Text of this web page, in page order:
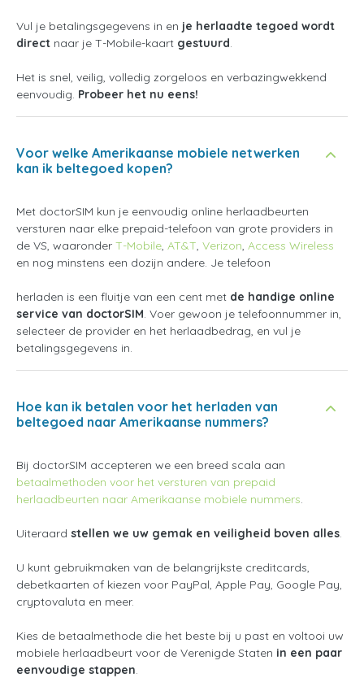
Vul je betalingsgegevens in en je herlaadte tegoed wordt
direct naar je T-Mobile-kaart gestuurd.
Het is snel, veilig, volledig zorgeloos en verbazingwekkend
eenvoudig. Probeer het nu eens!
Voor welke Amerikaanse mobiele netwerken
kan ik beltegoed kopen?
Met doctorSIM kun je eenvoudig online herlaadbeurten
versturen naar elke prepaid-telefoon van grote providers in
de VS, waaronder T-Mobile, AT&T, Verizon, Access Wireless
en nog minstens een dozijn andere. Je telefoon
herladen is een fluitje van een cent met de handige online
service van doctorSIM. Voer gewoon je telefoonnummer in,
selecteer de provider en het herlaadbedrag, en vul je
betalingsgegevens in.
Hoe kan ik betalen voor het herladen van
beltegoed naar Amerikaanse nummers?
Bij doctorSIM accepteren we een breed scala aan
betaalmethoden voor het versturen van prepaid
herlaadbeurten naar Amerikaanse mobiele nummers.
Uiteraard stellen we uw gemak en veiligheid boven alles.
U kunt gebruikmaken van de belangrijkste creditcards,
debetkaarten of kiezen voor PayPal, Apple Pay, Google Pay,
cryptovaluta en meer.
Kies de betaalmethode die het beste bij u past en voltooi uw
mobiele herlaadbeurt voor de Verenigde Staten in een paar
eenvoudige stappen.